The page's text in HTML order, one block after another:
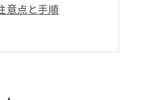
意点と手順
極めポイント
ビスの使い方